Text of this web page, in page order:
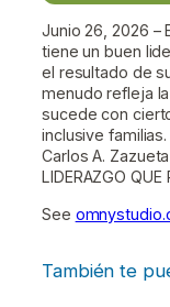
Junio 26, 2026 –
tiene un buen
el resultado de
menudo refleja
sucede con
inclusive
Carlos A.
LIDERAZGO QUE
See
También te